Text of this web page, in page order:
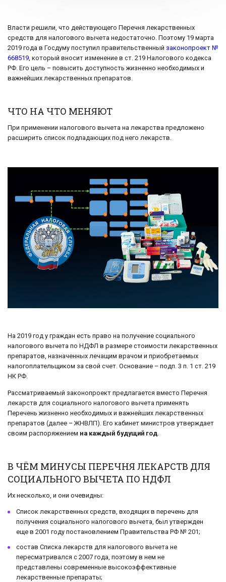
Власти решили, что действующего Перечня лекарственных
средств для налогового вычета недостаточно. Поэтому 19 марта
2019 года в Госдуму поступил правительственный законопроект №
668519, который вносит изменение в ст. 219 Налогового кодекса
РФ. Его цель – повысить доступность жизненно необходимых и
важнейших лекарственных препаратов.
ЧТО НА ЧТО МЕНЯЮТ
При применении налогового вычета на лекарства предложено
расширить список подпадающих под него лекарств.
На 2019 год у граждан есть право на получение социального
налогового вычета по НДФЛ в размере стоимости лекарственных
препаратов, назначенных лечащим врачом и приобретаемых
налогоплательщиком за свой счет. Основание – подп. 3 п. 1 ст. 219
НК РФ.
Рассматриваемый законопроект предлагается вместо Перечня
лекарств для социального налогового вычета применять
Перечень жизненно необходимых и важнейших лекарственных
препаратов (далее – ЖНВЛП). Его кабинет министров утверждает
своим распоряжением на каждый будущий год
В ЧЁМ МИНУСЫ ПЕРЕЧНЯ ЛЕКАРСТВ ДЛЯ
СОЦИАЛЬНОГО ВЫЧЕТА ПО НДФЛ
Их несколько, и они очевидны:
Список лекарственных средств, входящих в перечень для
получения социального налогового вычета, был утвержден
еще в 2001 году постановлением Правительства РФ № 201;
состав Списка лекарств для налогового вычета не
пересматривался с 2007 года, поэтому в нем не
представлены современные высокоэффективные
лекарственные препараты;